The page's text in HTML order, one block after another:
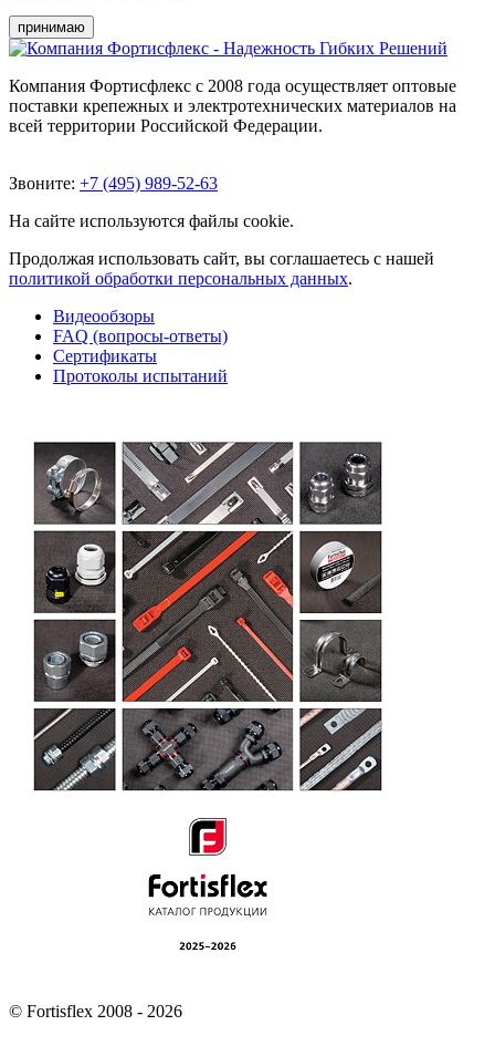
принимаю
Компания Фортисфлекс с 2008 года осуществляет оптовые
поставки крепежных и электротехнических материалов на
всей территории Российской Федерации.
Звоните: +7 (495) 989-52-63
На сайте используются файлы cookie.
Продолжая использовать сайт, вы соглашаетесь с нашей
политикой обработки персональных данных.
Видеообзоры
FAQ (вопросы-ответы)
Сертификаты
Протоколы испытаний
© Fortisflex 2008 - 2026